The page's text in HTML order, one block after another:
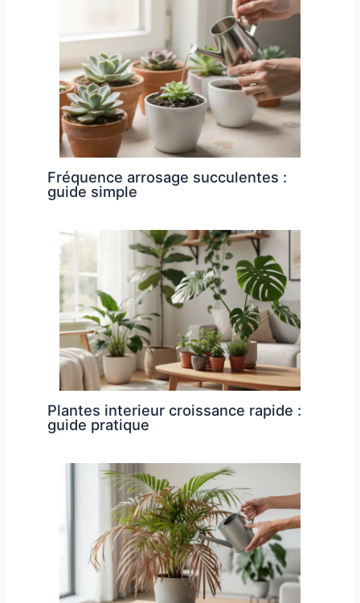
Fréquence arrosage succulentes :
guide simple
Plantes interieur croissance rapide :
guide pratique